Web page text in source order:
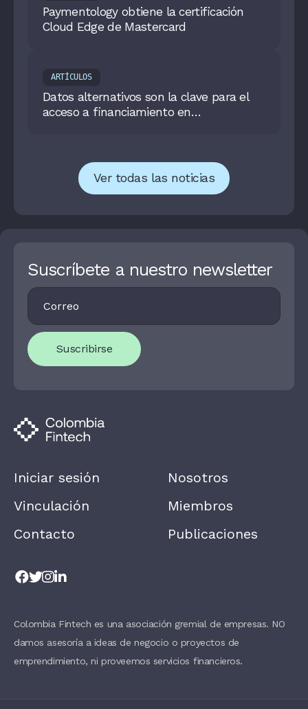
Paymentology obtiene la certificación
Cloud Edge de Mastercard
ARTÍCULOS
Datos alternativos son la clave para el
acceso a financiamiento en
Ver todas las noticias
Suscríbete a nuestro newsletter
Footer
Newsletter
Suscribirse
I
O
U
A
R
N
,
V
H
S
L
A
K
Iniciar sesión
Vinculación
Contacto
Nosotros
Miembros
Publicaciones
Colombia Fintech es una asociación gremial de empresas. NO
damos asesoría a ideas de negocio o proyectos de
emprendimiento, ni proveemos servicios financieros.